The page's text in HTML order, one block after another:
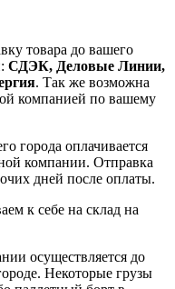
товара до вашего
СДЭК, Деловые Линии,
. Так же возможна
компанией по вашему
города оплачивается
компании. Отправка
дней после оплаты.
к себе на склад на
осуществляется до
Некоторые грузы